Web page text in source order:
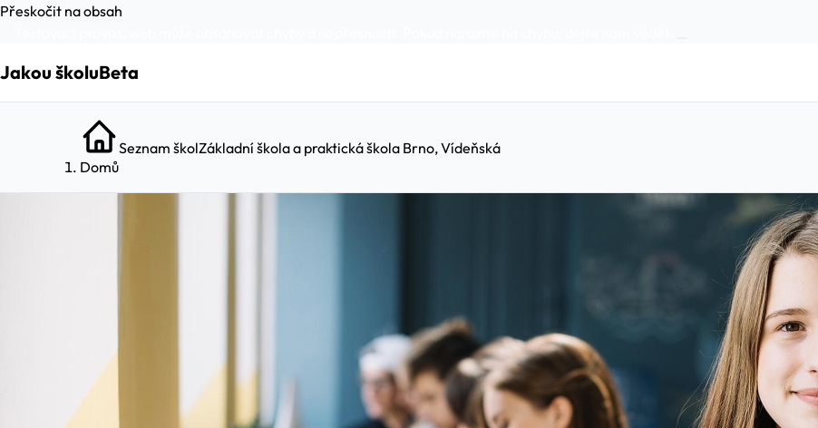
Přeskočit na obsah
Jakou školuBeta
Domů
Seznam školZákladní škola a praktická škola Brno, Vídeňská